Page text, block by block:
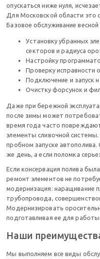
опускаться ниже нуля,
Для Московской области это
Базовое обслуживание
Установку убранных
секторов и радиуса
Настройку
Проверку исправности
Подключение и запуск
Очистку форсунок и
Даже при бережной
после зимы может
время года часто
элементы сливочной
пробном запуске
же день, а если поломка
Если консервация полива
ремонт элементов не
модернизация: наращивание
трубопровода,
Модернизировать
подготавливая ее для работы
Наши
Мы выполняем все виды